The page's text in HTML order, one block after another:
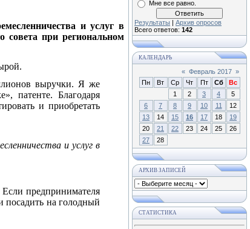
и услуг в
совета при региональном
выручки. Я же
патенте. Благодаря
и приобретать
и услуг в
предпринимателя
посадить на голодный
Мне все равно.
Результаты | Архив опросов
Всего ответов: 142
КАЛЕНДАРЬ
« Февраль 2017 »
Пн
Вт Ср Чт Пт Сб
Вс
1
2 3 4
5
6
7 8 9 10 11
12
13
14 15 16 17 18
19
20
21 22 23 24 25
26
27
28
АРХИВ ЗАПИСЕЙ
СТАТИСТИКА